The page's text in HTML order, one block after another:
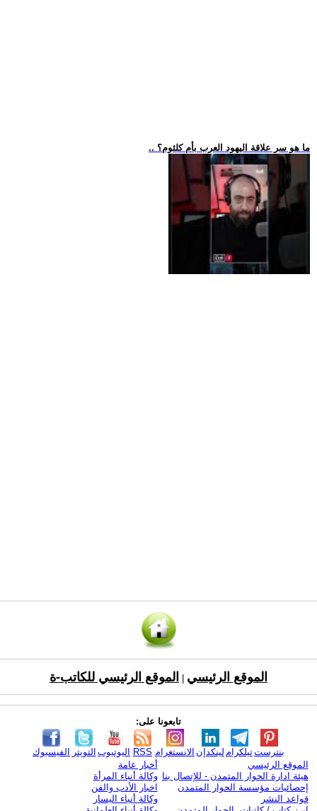
.. ما هو سر علاقة اليهود العرب بأم كلثوم؟
الموقع الرئيسي الموقع الرئيسي للكاتب-ة
تابعونا على:
الفيسبوك التويتر اليوتيوب RSS الانستغرام لينكدإن تيلكرامبنترست
الموقع الرئيسي
هيئة ادارة الحوار المتمدن - للإتصال بنا
إحصائيات مؤسسة الحوار المتمدن
قواعد النشر
أخبار عامة
وكالة أنباء المرأة
اخبار الأدب والفن
وكالة أنباء اليسار